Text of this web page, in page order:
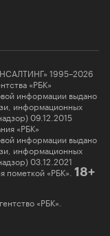
1995–2026
«РБК»
информации выдано
информационных
09.12.2015
«РБК»
информации выдано
информационных
03.12.2021
«РБК». 18+
«РБК».